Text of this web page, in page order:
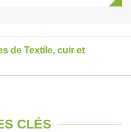
de Textile, cuir et
CLÉS